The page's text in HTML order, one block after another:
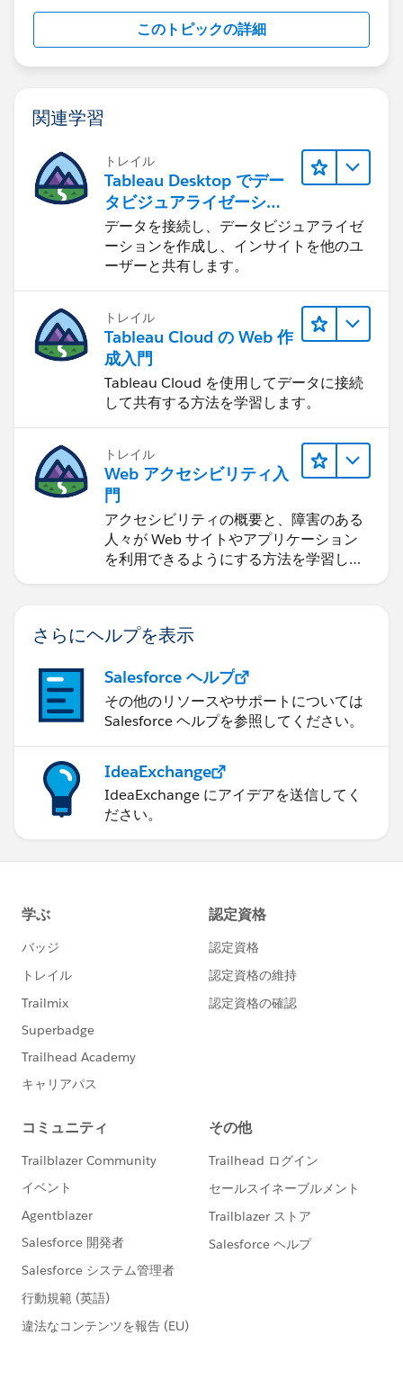
このトピックの詳細
関連学習
トレイル
Tableau Desktop でデー
タビジュアライゼーショ
ンをはじめる
データを接続し、データビジュアライゼ
ーションを作成し、インサイトを他のユ
ーザーと共有します。
トレイル
Tableau Cloud の Web 作
成入門
Tableau Cloud を使用してデータに接続
して共有する方法を学習します。
トレイル
Web アクセシビリティ入
門
アクセシビリティの概要と、障害のある
人々が Web サイトやアプリケーション
を利用できるようにする方法を学習しま
す。
さらにヘルプを表示
Salesforce ヘルプ
その他のリソースやサポートについては
Salesforce ヘルプを参照してください。
IdeaExchange
IdeaExchange にアイデアを送信してく
ださい。